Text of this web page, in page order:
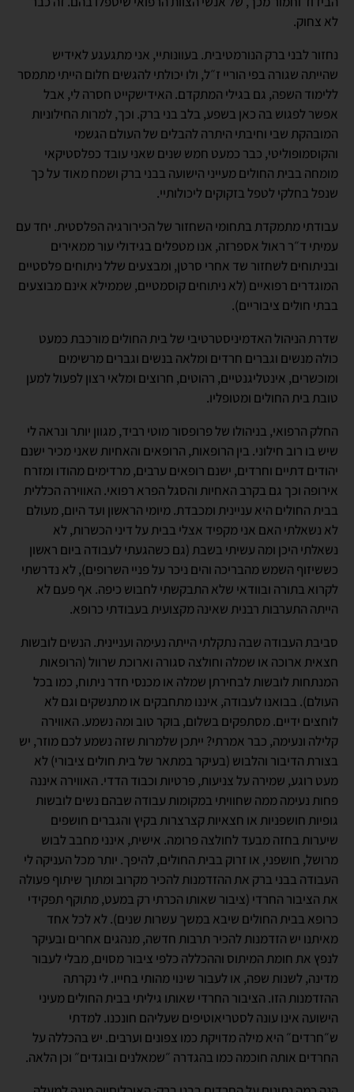
לא צחוק.
נחזור לבני ברק הנורמטיבית. בעוונותיי, אני מתגעגע לאידיש
שהייתה שגורה בפי הוריי ז״ל, ולו יכולתי להגשים חלום הייתי מתמסר
ללימוד השפה, גם בגילי המתקדם. האידישקייט חסרה לי, אבל
אפשר לפגוש בה כאן בשפע, בלב בני ברק. וכך, למרות החילוניות
המובהקת שבי וחיבתי היתרה להבלים של העולם הגשמי
והקוסמופוליטי, כבר כמעט חמש שנים שאני עובד כפלסטיקאי
מומחה בבית החולים מעייני הישועה בבני ברק ושמח מאוד על כך
שנפל בחלקי לטפל בזקוקים ליכולותיי.
עבודתי מתמקדת בתחומי השחזור של הכירורגיה הפלסטית. יחד עם
עמיתי ד״ר ראול אספרזה, אנו מטפלים בגידולי עור ממאירים
ובניתוחים לשחזור שד אחרי סרטן, ומבצעים שלל ניתוחים פלסטיים
המוגדרים רפואיים (לא ניתוחים קוסמטיים, שממילא אינם מבוצעים
בבתי חולים ציבוריים).
שדרת הניהול האדמיניסטרטיבי של בית החולים מורכבת כמעט
כולה מנשים וגברים חרדים ומלאה בנשים וגברים מרשימים
ומוכשרים, אינטליגנטיים, רהוטים, חרוצים ומלאי רצון לפעול למען
טובת בית החולים ומטופליו.
החלק הרפואי, בניהולו של פרופסור מוטי רביד, מגוון יותר ונראה לי
שיש בו רוב חילוני. בין הרופאות, הרופאים והאחיות שאני מכיר ישנם
יהודים דתיים וחרדים, ישנם רופאים ערבים, מרדימים מהודו ומזרח
אירופה וכך גם בקרב האחיות והסגל הפרא רפואי. האווירה הכללית
בבית החולים היא עניינית ומכבדת. מיומי הראשון ועד היום, מעולם
לא נשאלתי האם אני מקפיד אצלי בבית על דיני הכשרות, לא
נשאלתי היכן ומה עשיתי בשבת (גם כשהגעתי לעבודה ביום ראשון
כששיזוף השמש מהבריכה והים ניכר על פניי השרופים), לא נדרשתי
לקרוא בתורה ובוודאי שלא התבקשתי לחבוש כיפה. אף פעם לא
הייתה התערבות רבנית שאינה מקצועית בעבודתי כרופא.
סביבת העבודה שבה נתקלתי הייתה נעימה ועניינית. הנשים לובשות
חצאית ארוכה או שמלה וחולצה סגורה וארוכת שרוול (הרופאות
המנתחות לובשות לבחירתן שמלה או מכנסי חדר ניתוח, כמו בכל
העולם). בבואנו לעבודה, איננו מתחבקים או מתנשקים וגם לא
לוחצים ידיים. מסתפקים בשלום, בוקר טוב ומה נשמע. האווירה
קלילה ונעימה, כבר אמרתי? ייתכן שלמרות שזה נשמע לכם מוזר, יש
בצורת הדיבור והלבוש (בעיקר במתאר של בית חולים ציבורי) לא
מעט רוגע, שמירה על צניעות, פרטיות וכבוד הדדי. האווירה איננה
פחות נעימה ממה שחוויתי במקומות עבודה שבהם נשים לובשות
גופיות חושפניות או חצאיות קצרצרות בקיץ והגברים חושפים
שיערות בחזה מבעד לחולצה פרומה. אישית, אינני מחבב לבוש
מרושל, חושפני, או זרוק בבית החולים, להיפך. יותר מכל העניקה לי
העבודה בבני ברק את ההזדמנות להכיר מקרוב ומתוך שיתוף פעולה
את הציבור החרדי (ציבור שאותו הכרתי רק במעט, מתוקף תפקידי
כרופא בבית החולים שיבא במשך עשרות שנים). לא לכל אחד
מאיתנו יש הזדמנות להכיר תרבות חדשה, מנהגים אחרים ובעיקר
לנפץ את חומת המיתוס וההכללה כלפי ציבור מסוים, מבלי לעבור
מדינה, לשנות שפה, או לעבור שינוי מהותי בחייו. לי נקרתה
ההזדמנות הזו. הציבור החרדי שאותו גיליתי בבית החולים מעיני
הישועה אינו עונה לסטריאוטיפים שעליהם חונכנו. למדתי
ש״חרדים״ היא מילה מדויקת כמו צפונים וערבים. יש בהכללה על
החרדים אותה חוכמה כמו בהגדרה ״שמאלנים ובוגדים״ וכן הלאה.